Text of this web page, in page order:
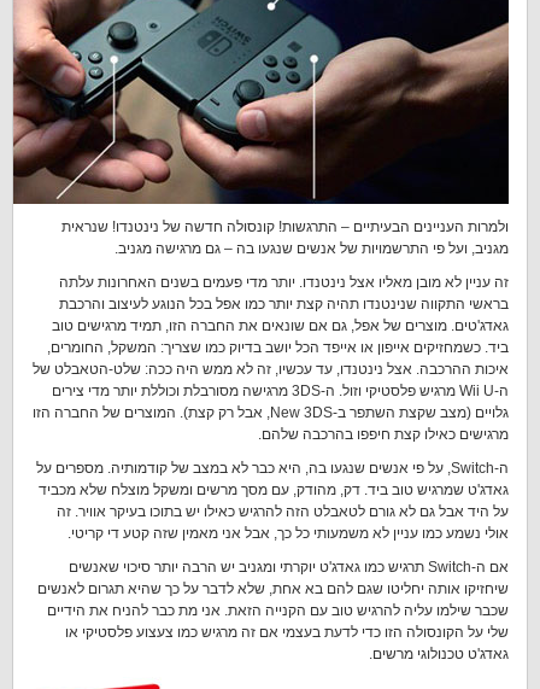
ולמרות העניינים הבעיתיים – התרגשות! קונסולה חדשה של נינטנדו! שנראית
מגניב, ועל פי התרשמויות של אנשים שנגעו בה – גם מרגישה מגניב.
זה עניין לא מובן מאליו אצל נינטנדו. יותר מדי פעמים בשנים האחרונות עלתה
בראשי התקווה שנינטנדו תהיה קצת יותר כמו אפל בכל הנוגע לעיצוב והרכבת
גאדג'טים. מוצרים של אפל, גם אם שונאים את החברה הזו, תמיד מרגישים טוב
ביד. כשמחזיקים אייפון או אייפד הכל יושב בדיוק כמו שצריך: המשקל, החומרים,
איכות ההרכבה. אצל נינטנדו, עד עכשיו, זה לא ממש היה ככה: שלט-הטאבלט של
ה-Wii U מרגיש פלסטיקי וזול. ה-3DS מרגישה מסורבלת וכוללת יותר מדי צירים
גלויים (מצב שקצת השתפר ב-New 3DS, אבל רק קצת). המוצרים של החברה הזו
מרגישים כאילו קצת חיפפו בהרכבה שלהם.
ה-Switch, על פי אנשים שנגעו בה, היא כבר לא במצב של קודמותיה. מספרים על
גאדג'ט שמרגיש טוב ביד. דק, מהודק, עם מסך מרשים ומשקל מוצלח שלא מכביד
על היד אבל גם לא גורם לטאבלט הזה להרגיש כאילו יש בתוכו בעיקר אוויר. זה
אולי נשמע כמו עניין לא משמעותי כל כך, אבל אני מאמין שזה קטע די קריטי.
אם ה-Switch תרגיש כמו גאדג'ט יוקרתי ומגניב יש הרבה יותר סיכוי שאנשים
שיחזיקו אותה יחליטו שגם להם בא אחת, שלא לדבר על כך שהיא תגרום לאנשים
שכבר שילמו עליה להרגיש טוב עם הקנייה הזאת. אני מת כבר להניח את הידיים
שלי על הקונסולה הזו כדי לדעת בעצמי אם זה מרגיש כמו צעצוע פלסטיקי או
גאדג'ט טכנולוגי מרשים.